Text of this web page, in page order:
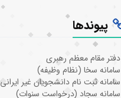
پیوندها
دفتر مقام معظم رهبری
سامانه سخا (نظام وظیفه)
سامانه ثبت نام دانشجویان غیر ایرانی
سامانه سجاد (درخواست سنوات)